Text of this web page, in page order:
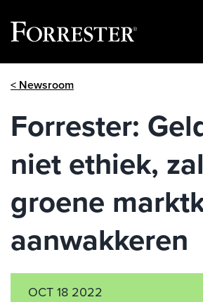
< Newsroom
Forrester:
niet ethiek, zal
groene
aanwakkeren
OCT 18 2022